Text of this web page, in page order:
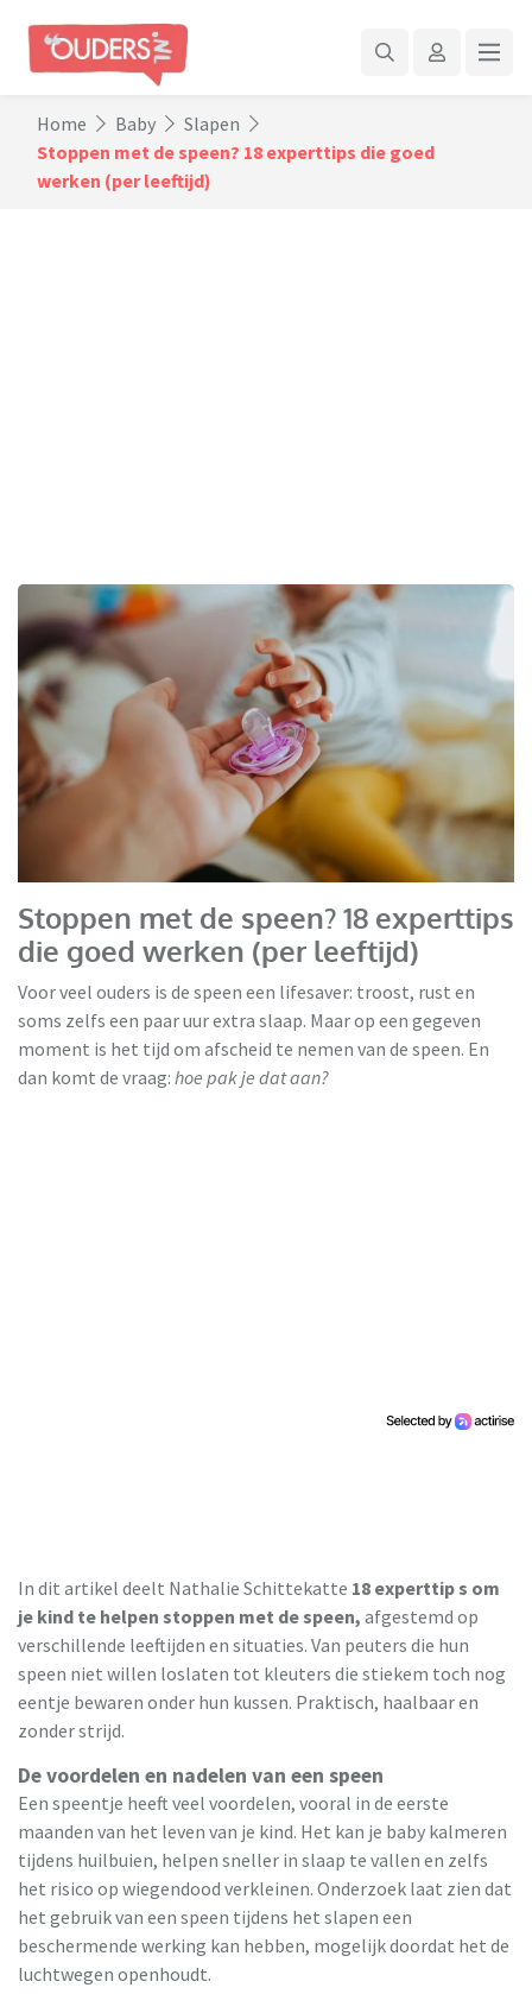
Home Baby
Slapen
Stoppen met de speen? 18 experttips die goed
werken (per leeftijd)
Stoppen met de speen? 18 experttips
die goed werken (per leeftijd)
Voor veel ouders is de speen een lifesaver: troost, rust en
soms zelfs een paar uur extra slaap. Maar op een gegeven
moment is het tijd om afscheid te nemen van de speen. En
dan komt de vraag: hoe pak je dat aan?
In dit artikel deelt Nathalie Schittekatte 18 experttip s om
je kind te helpen stoppen met de speen, afgestemd op
verschillende leeftijden en situaties. Van peuters die hun
speen niet willen loslaten tot kleuters die stiekem toch nog
eentje bewaren onder hun kussen. Praktisch, haalbaar en
zonder strijd.
De voordelen en nadelen van een speen
Een speentje heeft veel voordelen, vooral in de eerste
maanden van het leven van je kind. Het kan je baby kalmeren
tijdens huilbuien, helpen sneller in slaap te vallen en zelfs
het risico op wiegendood verkleinen. Onderzoek laat zien dat
het gebruik van een speen tijdens het slapen een
beschermende werking kan hebben, mogelijk doordat het de
luchtwegen openhoudt.